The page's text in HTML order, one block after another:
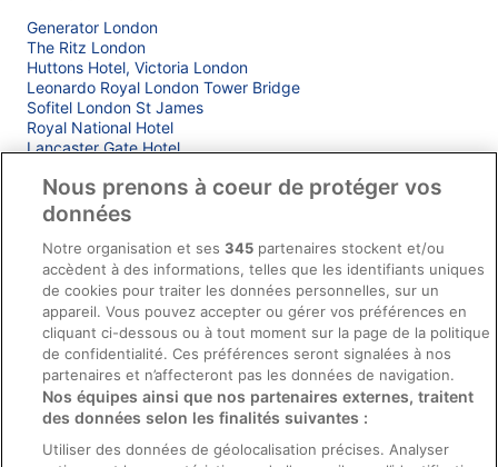
Generator London
The Ritz London
Huttons Hotel, Victoria London
Leonardo Royal London Tower Bridge
Sofitel London St James
Royal National Hotel
Lancaster Gate Hotel
Hyde & Seek, London Hyde Park, a Tribute Portfolio
Hotel
The Soho Hotel, Firmdale Hotels
President Hotel
Park Plaza County Hall London
Wellington Hotel by Blue Orchid
Strand Palace Hotel
Mercure London Bankside
Zedwell Piccadilly Circus
Shangri-La The Shard, London
Pullman London St Pancras
InterContinental London - The O2 by IHG
STG Hotel London Oxford Street
Central Park Hotel
Nous prenons à coeur de protéger vos
données
Notre organisation et ses345 partenaires stockent et/ou
accèdent à des informations, telles que les identifiants uniques
de cookies pour traiter les données personnelles, sur un
appareil. Vous pouvez accepter ou gérer vos préférences en
cliquant ci-dessous ou à tout moment sur la page de la politique
de confidentialité. Ces préférences seront signalées à nos
partenaires et n’affecteront pas les données de navigation.
Nos équipes ainsi que nos partenaires externes, traitent
des données selon les finalités suivantes :
Utiliser des données de géolocalisation précises. Analyser